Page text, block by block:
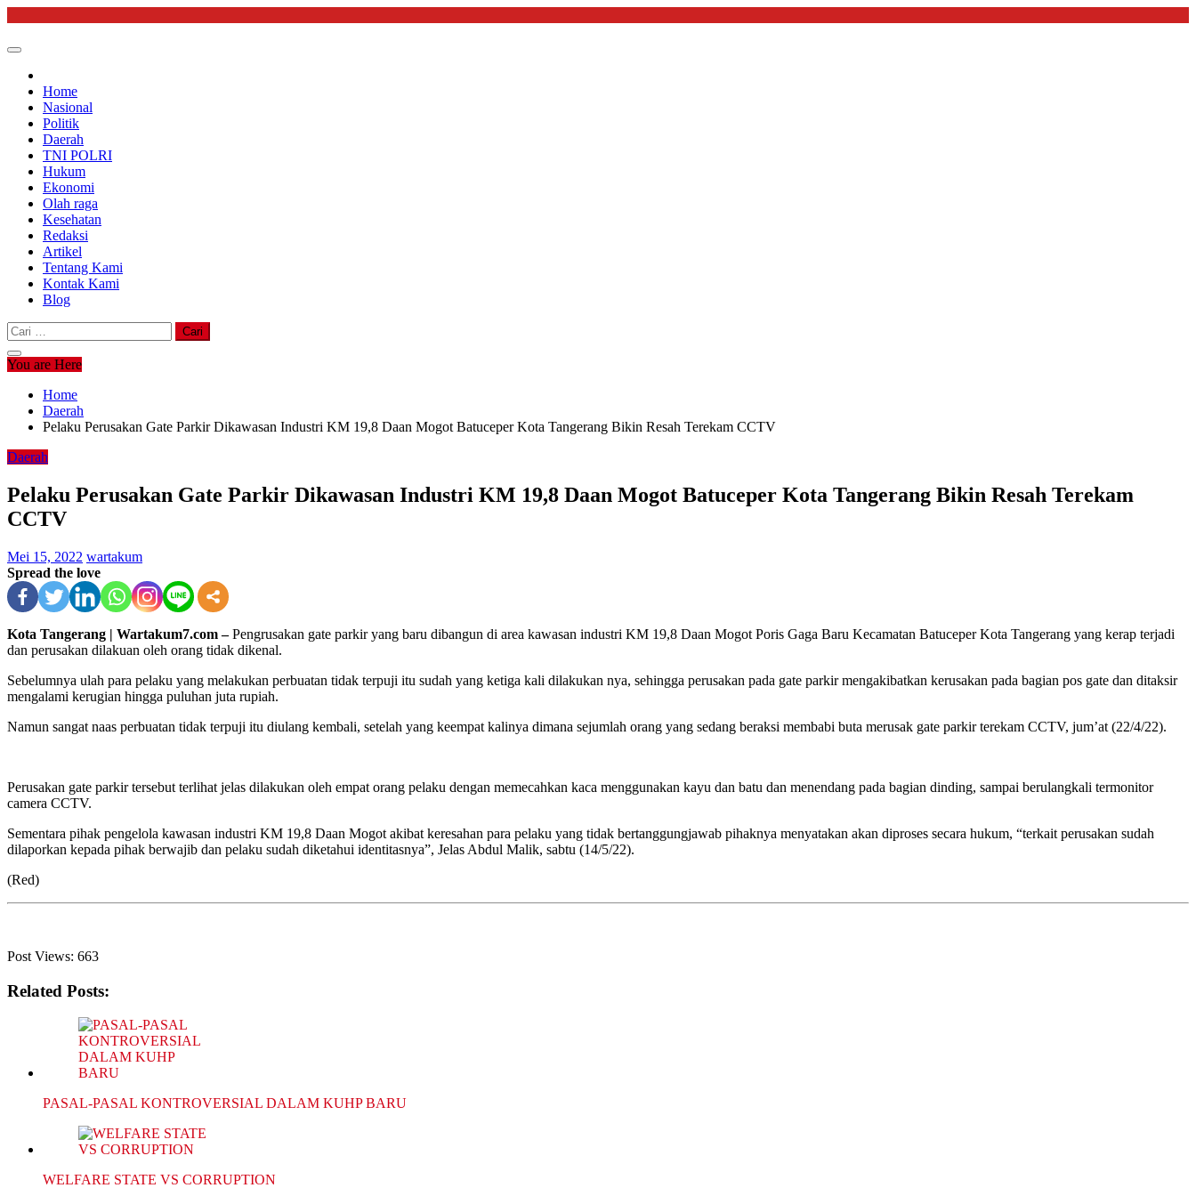
content
Home
Nasional
Politik
Daerah
TNI POLRI
Hukum
Ekonomi
Olah raga
Kesehatan
Redaksi
Artikel
Tentang Kami
Kontak Kami
Blog
Cari
untuk:
You are Here
Home
Daerah
Pelaku Perusakan Gate Parkir Dikawasan Industri KM 19,8 Daan Mogot Batuceper Kota Tangerang Bikin Resah Terekam CCTV
Daerah
Pelaku Perusakan Gate Parkir Dikawasan Industri KM 19,8 Daan Mogot Batuceper Kota Tangerang Bikin Resah Terekam
CCTV
Mei 15, 2022 wartakum
Spread the love
Kota Tangerang | Wartakum7.com –Pengrusakan gate parkir yang baru dibangun di area kawasan industri KM 19,8 Daan Mogot Poris Gaga Baru Kecamatan Batuceper Kota Tangerang yang kerap terjadi
dan perusakan dilakuan oleh orang tidak dikenal.
Sebelumnya ulah para pelaku yang melakukan perbuatan tidak terpuji itu sudah yang ketiga kali dilakukan nya, sehingga perusakan pada gate parkir mengakibatkan kerusakan pada bagian pos gate dan ditaksir
mengalami kerugian hingga puluhan juta rupiah.
Namun sangat naas perbuatan tidak terpuji itu diulang kembali, setelah yang keempat kalinya dimana sejumlah orang yang sedang beraksi membabi buta merusak gate parkir terekam CCTV, jum’at (22/4/22).
Perusakan gate parkir tersebut terlihat jelas dilakukan oleh empat orang pelaku dengan memecahkan kaca menggunakan kayu dan batu dan menendang pada bagian dinding, sampai berulangkali termonitor
camera CCTV.
Sementara pihak pengelola kawasan industri KM 19,8 Daan Mogot akibat keresahan para pelaku yang tidak bertanggungjawab pihaknya menyatakan akan diproses secara hukum, “terkait perusakan sudah
dilaporkan kepada pihak berwajib dan pelaku sudah diketahui identitasnya”, Jelas Abdul Malik, sabtu (14/5/22).
(Red)
Post Views: 663
Related Posts:
PASAL-PASAL KONTROVERSIAL DALAM KUHP BARU
WELFARE STATE VS CORRUPTION